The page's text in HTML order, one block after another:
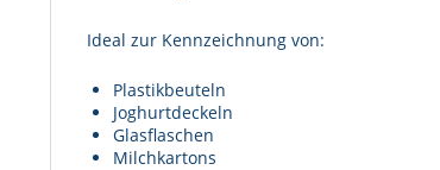
Ideal zur Kennzeichnung von:
Plastikbeuteln
Joghurtdeckeln
Glasflaschen
Milchkartons